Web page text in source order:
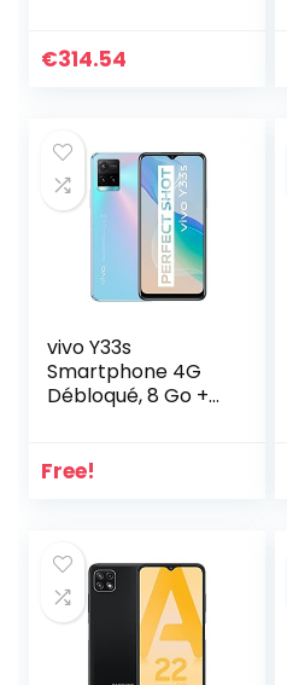
€314.54
vivo Y33s
Smartphone 4G
Débloqué, 8 Go +
Principal de
Face Wake,
Batterie
5000 mAh, USB-C,
Double SIM, Midday
Free!